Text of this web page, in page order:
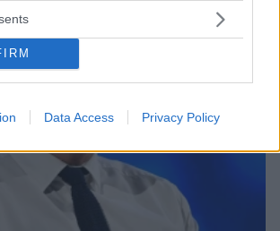
Data Access Privacy Policy